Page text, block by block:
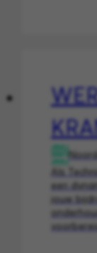
Als
een
jouw